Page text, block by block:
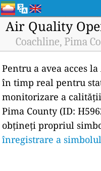
Air Quality
Coachline, Pima
Pentru a avea acces
în timp real pentru
monitorizare a
Pima County (ID:
obțineți propriul
înregistrare a